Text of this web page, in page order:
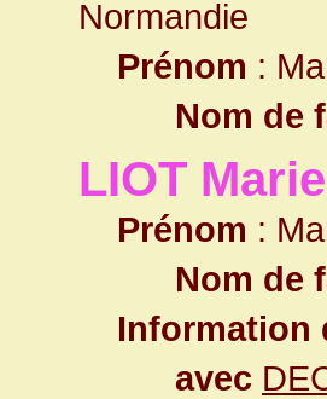
Normandie
Prénom :
Nom de
LIOT
Prénom :
Nom de
Information
avec